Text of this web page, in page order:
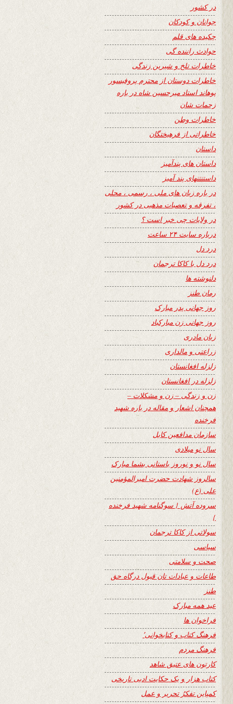
در کشور
جوانان و کودکان
چکیده های قلم
حوادث راننده گی
خاطرات تلخ و شیرین زندگی
خاطرات دوستان از محترم پروفیسور
پوهاند استاد میرحسین شاه در باره
زحمات شان
خاطرات وطن
خاطراتی از فرهیختگان
داستان
داستان های پندآمیز
داستنتنهای پند آمیز
در باره زبان های ملی ، رسمی ، محلی
، تفرقه و تعصبات مذهبی در کشور
در ولایات چی خبر است ؟
درباره سایت ۲۴ ساعت
درد دل
درد دل با کاکا ترجمان
دلنوشته ها
رمان طنز
روز جهانی پدر مبارک
روز جهانی زن مبارکباد
زبان مادری
زراعتی و مالداری
زلزله افغانستان
زلزله در افغانستان
زن و زندگی – زن و مشکلات –
همچنان اشعار و مقاله در باره شهید
فرخنده
سازمان مدافعین کابل
سال نو میلادی
سال نو و نوروز باستانی بشما مبارک
سالروز شهادت حضرت امیرالمؤمنین
علی (ع)
سروده آتش { سوگنامه شهید فرخنده
}
سولاتی از کاکا ترجمان
سیاسی
صحت و سلامتی
طاعات و عبادات تان قبول درگاه حق
طنز
عید همه مبارک
فراخوان ها
فرهنگ کتاب و کتابخوانی٬
فرهنگ مردم
کارتون های عتیق شاهد
کتاب هزار و یک حکایت ادبی تاریخی
کمپاین تفکرُ تحریر و عمل